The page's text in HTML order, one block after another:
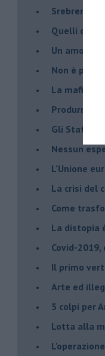
Srebrenica
Quelli che...
Un amore
Non è
La mafia è
Produrre
Gli Stati
Nessun
L'Unione
La crisi del
Come
​La distopia
Covid-
Il primo
Arte ed
​5 colpi per
Lotta alla